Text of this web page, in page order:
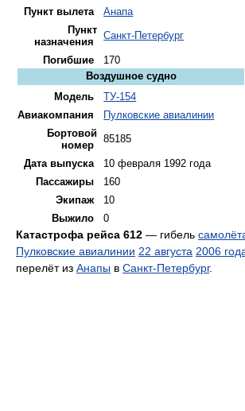
Пункт вылета
Анапа
Пункт
назначения
Санкт-Петербург
Погибшие
170
Воздушное судно
Модель
ТУ-154
Авиакомпания
Пулковские авиалинии
Бортовой
номер
85185
Дата выпуска
10 февраля 1992 года
Пассажиры
160
Экипаж
10
Выжило
0
Катастрофа рейса 612 — гибель
Пулковские авиалинии 22 августа 2006
перелёт из Анапы в Санкт-Петербург.